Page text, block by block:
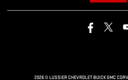
2026 © LUSSIER CHEVROLET BUICK GMC